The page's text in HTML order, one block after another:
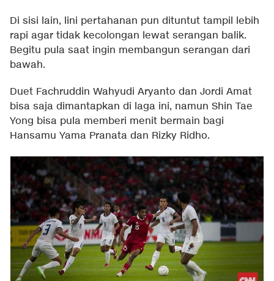
Di sisi lain, lini pertahanan pun dituntut tampil lebih
rapi agar tidak kecolongan lewat serangan balik.
Begitu pula saat ingin membangun serangan dari
bawah.
Duet Fachruddin Wahyudi Aryanto dan Jordi Amat
bisa saja dimantapkan di laga ini, namun Shin Tae
Yong bisa pula memberi menit bermain bagi
Hansamu Yama Pranata dan Rizky Ridho.